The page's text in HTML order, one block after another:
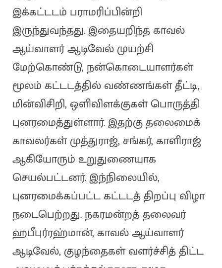
இக்கட்டடம் பராமரிப்பின்றி
இருந்துவந்தது. இதையறிந்த காவல்
ஆய்வாளர் ஆடிவேல் முயற்சி
மேற்கொண்டு, நன்கொடையாளர்கள்
மூலம் கட்டடத்தில் வண்ணங்கள் தீட்டி,
மின்விசிறி, ஒளிவிளக்குகள் பொருத்தி
புனரமைத்துள்ளார். இதற்கு தலைமைக்
காவலர்கள் முத்துராஜ், சங்கர், காளிராஜ்
ஆகியோரும் உறுதுணையாக
செயல்பட்டனர். இந்நிலையில்,
புனரமைக்கப்பட்ட கட்டடத் திறப்பு விழா
நடைபெற்றது. நகரமன்றத் தலைவர்
ஹபீபுர்ரஹ்மான், காவல் ஆய்வாளர்
ஆடிவேல், குழந்தைகள் வளர்ச்சித் திட்ட